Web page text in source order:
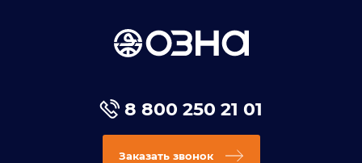
8 800 250 21 01
Заказать звонок